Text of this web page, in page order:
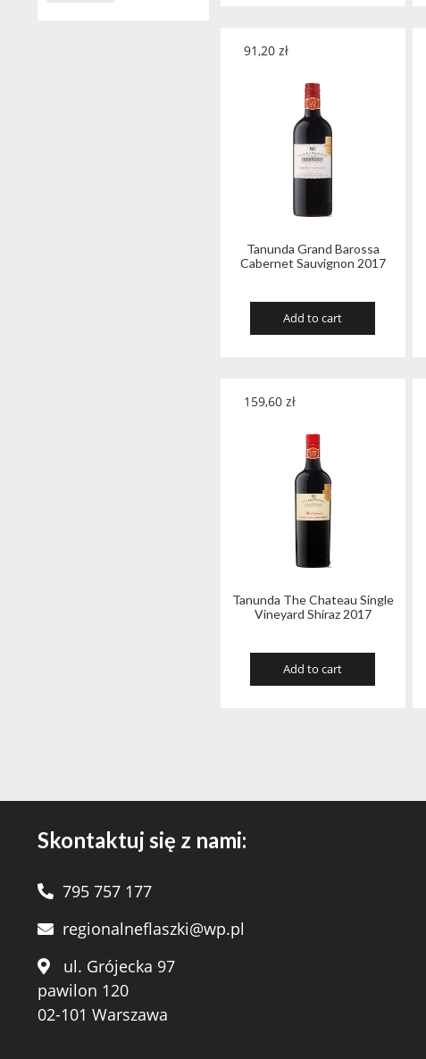
Tanunda Grand Barossa
Cabernet Sauvignon 2017
91,20 zł
Add to cart
Tanunda The Chateau Single
Vineyard Shiraz 2017
159,60 zł
Add to cart
Skontaktuj się z nami:
795 757 177
regionalneflaszki@wp.pl
ul. Grójecka 97
pawilon 120
02-101 Warszawa